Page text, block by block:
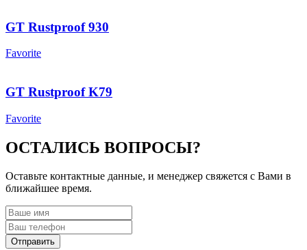
GT Rustproof 930
Favorite
GT Rustproof K79
Favorite
ОСТАЛИСЬ ВОПРОСЫ?
Оставьте контактные данные, и менеджер свяжется с Вами в
ближайшее время.
Отправить